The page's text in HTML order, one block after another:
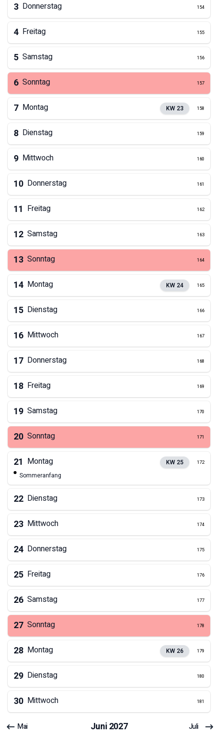
3 Donnerstag 154
4 Freitag 155
5 Samstag 156
6 Sonntag 157
7 Montag KW 23 158
8 Dienstag 159
9 Mittwoch 160
10 Donnerstag 161
11 Freitag 162
12 Samstag 163
13 Sonntag 164
14 Montag KW 24 165
15 Dienstag 166
16 Mittwoch 167
17 Donnerstag 168
18 Freitag 169
19 Samstag 170
20 Sonntag 171
21 Montag KW 25 172
Sommeranfang
22 Dienstag 173
23 Mittwoch 174
24 Donnerstag 175
25 Freitag 176
26 Samstag 177
27 Sonntag 178
28 Montag KW 26 179
29 Dienstag 180
30 Mittwoch 181
Mai Juni2027 Juli